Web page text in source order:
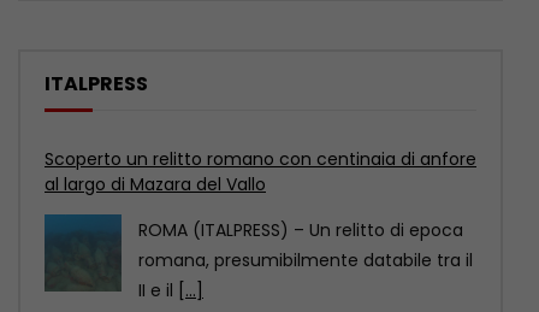
ITALPRESS
Turismo Magazine – 8/8/2026
– Ferragosto da record con 17 milioni di
visitatori [...]